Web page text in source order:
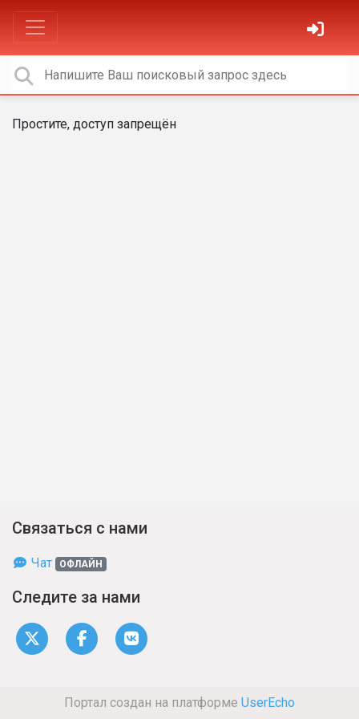
Простите, доступ запрещён
Связаться с нами
Чат ОФЛАЙН
Следите за нами
Портал создан на платформе UserEcho